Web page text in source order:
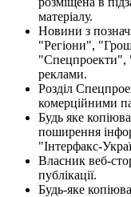
матеріалу.
Новини з
"Регіони",
"Спецпроекти",
реклами.
Розділ
комерційними
Будь яке
поширення
"Інтерфакс-
Власник веб-
публікації.
Будь-яке